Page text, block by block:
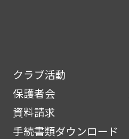
クラブ活動
保護者会
資料請求
手続書類ダウンロード